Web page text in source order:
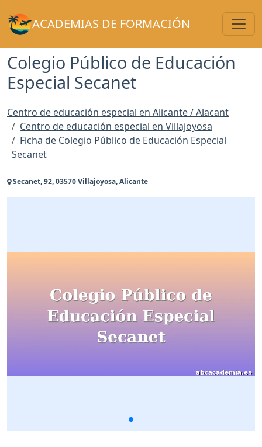
ACADEMIAS DE FORMACIÓN
Colegio Público de Educación
Especial Secanet
Centro de educación especial en Alicante / Alacant
Centro de educación especial en Villajoyosa
Ficha de Colegio Público de Educación Especial
Secanet
Secanet, 92, 03570 Villajoyosa, Alicante